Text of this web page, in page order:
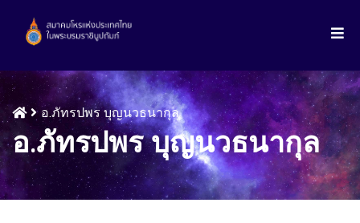
อ.ภัทรปพร บุญนวธนากุล
อ.ภัทรปพร บุญนวธนากุล